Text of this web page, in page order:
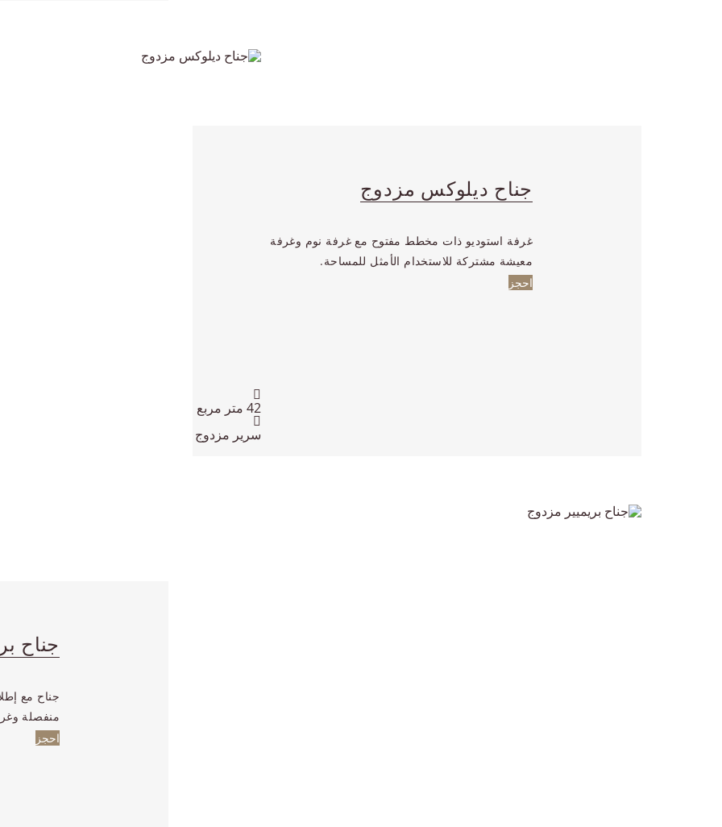
حجم الغرفة:
42 متر مربع
أسرة:
سرير مزدوج
جناح ديلوكس مزدوج
غرفة استوديو ذات مخطط مفتوح مع غرفة نوم وغرفة
معيشة مشتركة للاستخدام الأمثل للمساحة.
احجز
جناح
جناح مع
منفصلة
احجز